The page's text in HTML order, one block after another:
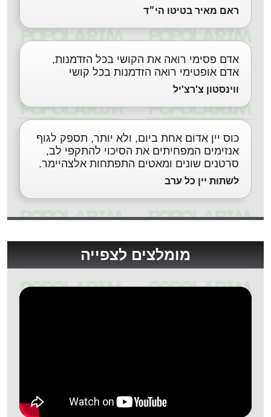
ראם מאיר בטיטו הי״ד
אדם פסימי רואה את הקושי בכל הזדמנות,
אדם אופטימי רואה הזדמנות בכל קושי
ווינסטון צ'רצ'יל
כוס יין אדום אחת ביום, ולא יותר, תספק לגוף
אנזימים המפחיתים את הסיכוי להתקפי לב,
סרטנים שונים ומאטים התפתחות אלצהיימר.
לשתות יין כל ערב
מומלצים לצפייה